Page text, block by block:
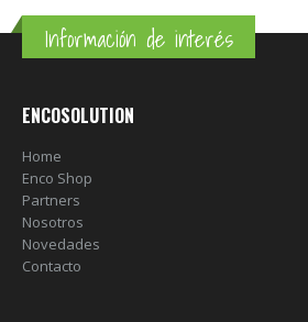
Información de interés
ENCOSOLUTION
Home
Enco Shop
Partners
Nosotros
Novedades
Contacto